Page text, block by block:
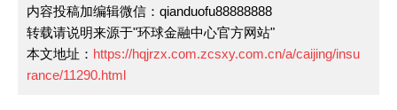
内容投稿加编辑微信：qianduofu88888888
转载请说明来源于"环球金融中心官方网站"
本文地址： https://hqjrzx.com.zcsxy.com.cn/a/caijing/insu
rance/11290.html